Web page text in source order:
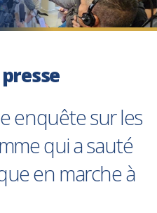
enquête sur les
qui a sauté
en marche à